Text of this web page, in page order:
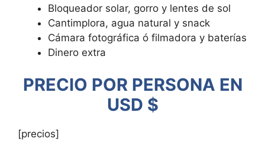
Bloqueador solar, gorro y lentes de sol
Cantimplora, agua natural y snack
Cámara fotográfica ó filmadora y baterías
Dinero extra
PRECIO POR PERSONA EN
USD $
[precios]